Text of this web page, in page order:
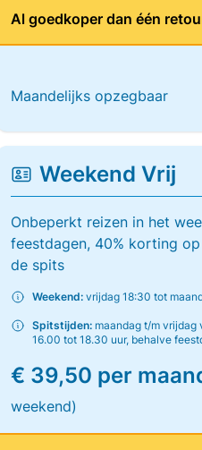
Al goedkoper dan één
Maandelijks opzegbaar
Weekend Vrij
Onbeperkt reizen in het
feestdagen, 40% korting
de spits
Weekend: vrijdag 18:30 tot
Spitstijden: maandag t/m
16.00 tot 18.30 uur, behalve
€ 39,50 per
weekend)